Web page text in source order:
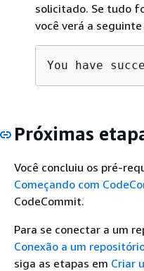
solicitado. Se tudo
você verá a
You have
Próximas
Você concluiu os pré-
Começando com
CodeCommit.
Para se conectar a um
Conexão a um
siga as etapas em Criar